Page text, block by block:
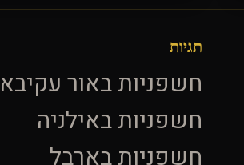
תגיות
חשפניות באור עקיבא
חשפניות באילניה
חשפניות בארבל